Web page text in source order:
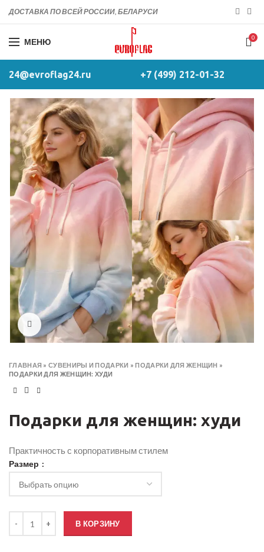
ДОСТАВКА ПО ВСЕЙ РОССИИ, БЕЛАРУСИ
МЕНЮ 0
24@evroflag24.ru +7 (499) 212-01-32
Click to enlarge
ГЛАВНАЯ »СУВЕНИРЫ И ПОДАРКИ »ПОДАРКИ ДЛЯ ЖЕНЩИН »
ПОДАРКИ ДЛЯ ЖЕНЩИН: ХУДИ
Подарки для женщин: худи
Практичность с корпоративным стилем
Размер
В КОРЗИНУ